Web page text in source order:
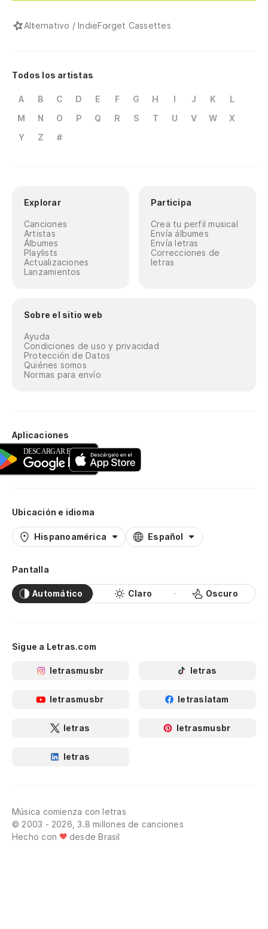
Alternativo / IndieForget Cassettes
Todos los artistas
A B C D E F G H I J K
L
M
N O P Q R S T U V W
X
Y
Z #
Explorar
Canciones
Artistas
Álbumes
Playlists
Actualizaciones
Lanzamientos
Participa
Crea tu perfil musical
Envía álbumes
Envía letras
Correcciones de
letras
Sobre el sitio web
Ayuda
Condiciones de uso y privacidad
Protección de Datos
Quiénes somos
Normas para envío
Aplicaciones
Ubicación e idioma
Hispanoamérica Español
Pantalla
Automático Claro Oscuro
Sigue a Letras.com
letrasmusbr letras
letrasmusbr letraslatam
letras letrasmusbr
letras
Música comienza con letras
© 2003 - 2026, 3.8 millones de canciones
Hecho con
desde Brasil